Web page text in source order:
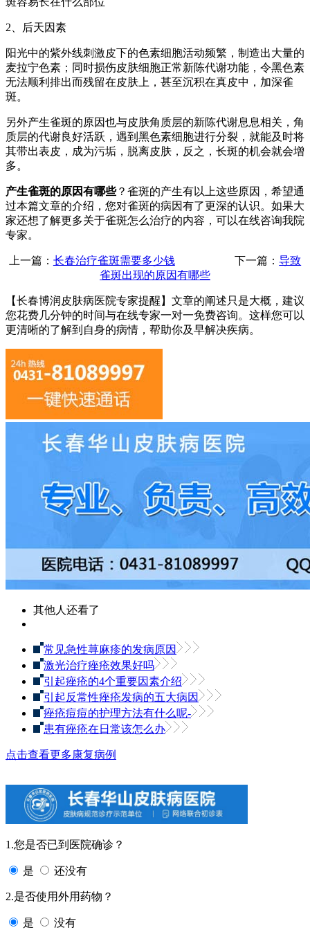
2、后天因素
阳光中的紫外线刺激皮下的色素细胞活动频繁，制造出大量的
麦拉宁色素；同时损伤皮肤细胞正常新陈代谢功能，令黑色素
无法顺利排出而残留在皮肤上，甚至沉积在真皮中，加深雀
斑。
另外产生雀斑的原因也与皮肤角质层的新陈代谢息息相关，角
质层的代谢良好活跃，遇到黑色素细胞进行分裂，就能及时将
其带出表皮，成为污垢，脱离皮肤，反之，长斑的机会就会增
多。
产生雀斑的原因有哪些？雀斑的产生有以上这些原因，希望通
过本篇文章的介绍，您对雀斑的病因有了更深的认识。如果大
家还想了解更多关于雀斑怎么治疗的内容，可以在线咨询我院
专家。
上一篇： 长春治疗雀斑需要多少钱 下一篇：导致
雀斑出现的原因有哪些
【长春博润皮肤病医院专家提醒】 文章的阐述只是大概，建议
您花费几分钟的时间与在线专家一对一免费咨询。这样您可以
更清晰的了解到自身的病情，帮助你及早解决疾病。
其他人还看了
常见急性荨麻疹的发病原因
激光治疗痤疮效果好吗
引起痤疮的4个重要因素介绍
引起反常性痤疮发病的五大病因
痤疮痘痘的护理方法有什么呢-
患有痤疮在日常该怎么办
点击查看更多康复病例
1.您是否已到医院确诊？
是 还没有
2.是否使用外用药物？
是 没有